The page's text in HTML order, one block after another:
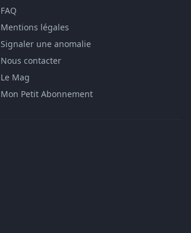
FAQ
Mentions légales
Signaler une anomalie
Nous contacter
Le Mag
Mon Petit Abonnement